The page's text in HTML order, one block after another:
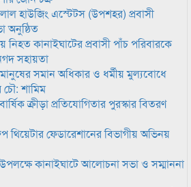
হাউজিং এস্টেটস (উপশহর) প্রবাসী
অনুষ্ঠিত
নিহত কানাইঘাটের প্রবাসী পাঁচ পরিবারকে
সহায়তা
সমান অধিকার ও ধর্মীয় মুল্যবোধে
চৌ: শামিম
ক্রীড়া প্রতিযোগিতার পুরস্কার বিতরণ
থিয়েটার ফেডারেশানের বিভাগীয় অভিনয়
কানাইঘাটে আলোচনা সভা ও সম্মাননা